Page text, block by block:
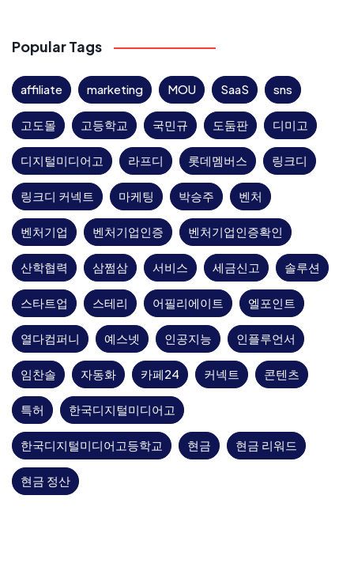
Popular Tags
affiliate marketing MOU SaaS sns
고도몰 고등학교 국민규 도둠판 디미고
디지털미디어고 라프디 롯데멤버스 링크디
링크디 커넥트 마케팅 박승주 벤처
벤처기업 벤처기업인증 벤처기업인증확인
산학협력 삼쩜삼 서비스 세금신고 솔루션
스타트업 스테리 어필리에이트 엘포인트
열다컴퍼니 예스넷 인공지능 인플루언서
임찬솔 자동화 카페24 커넥트 콘텐츠
특허 한국디지털미디어고
한국디지털미디어고등학교 현금 현금 리워드
현금 정산